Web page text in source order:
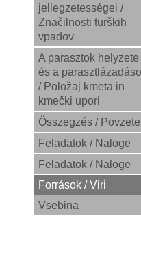
jellegzetességei /
Značilnosti turških
vpadov
A parasztok helyzete
és a
/ Položaj kmeta in
kmečki upori
Összegzés /
Feladatok / Naloge
Feladatok / Naloge
Források / Viri
Vsebina